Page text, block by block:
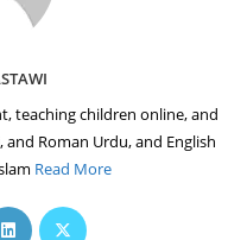
teaching children online, and
Roman Urdu, and English
Read More
OpensOpens